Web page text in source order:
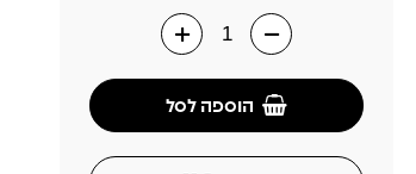
הוספה לסל